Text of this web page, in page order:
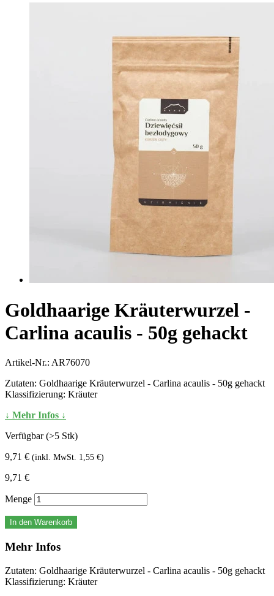
Goldhaarige Kräuterwurzel -
Carlina acaulis - 50g gehackt
Artikel-Nr.: AR76070
Zutaten: Goldhaarige Kräuterwurzel - Carlina acaulis - 50g gehackt
Klassifizierung: Kräuter
↓ Mehr Infos ↓
Verfügbar (>5 Stk)
9,71 € (inkl. MwSt. 1,55 €)
9,71 €
Menge
In den Warenkorb
Mehr Infos
Zutaten: Goldhaarige Kräuterwurzel - Carlina acaulis - 50g gehackt
Klassifizierung: Kräuter